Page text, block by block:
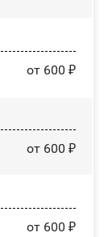
от 600 ₽
от 600 ₽
от 600 ₽